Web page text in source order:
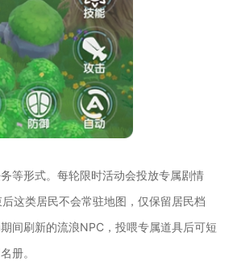
等形式。每轮限时活动会投放专属剧情
这类居民不会常驻地图，仅保留居民档
间刷新的流浪NPC，投喂专属道具后可短
册。